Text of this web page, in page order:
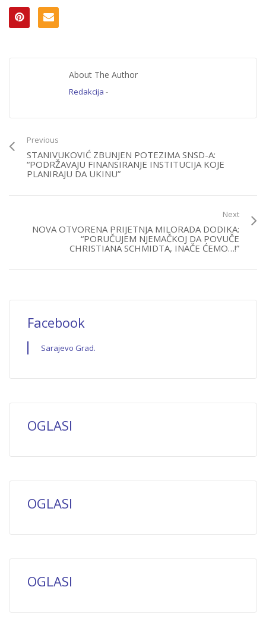
About The Author
Redakcija -
Previous
STANIVUKOVIĆ ZBUNJEN POTEZIMA SNSD-A:
“PODRŽAVAJU FINANSIRANJE INSTITUCIJA KOJE
PLANIRAJU DA UKINU”
Next
NOVA OTVORENA PRIJETNJA MILORADA DODIKA:
“PORUČUJEM NJEMAČKOJ DA POVUČE
CHRISTIANA SCHMIDTA, INAČE ĆEMO…!”
Facebook
Sarajevo Grad.
OGLASI
OGLASI
OGLASI